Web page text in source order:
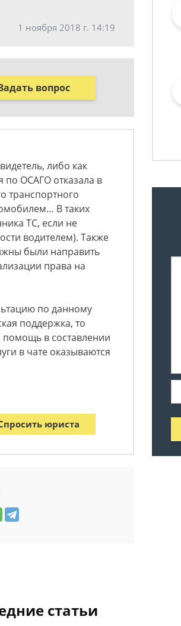
1 ноября 2018 г. 14:19
вопрос
либо как
по ОСАГО отказала в
транспортного
В таких
ТС, если не
водителем). Также
были направить
права на
по данному
поддержка, то
помощь в составлении
в чате оказываются
юриста
статьи